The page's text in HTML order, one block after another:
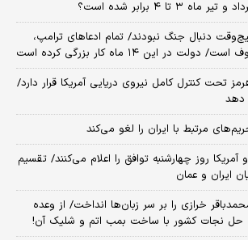
۴ برابر شده است؟
دنبال جنگ نبودند/ تمام ادعاهای ترامپ،
این ۱۴ ماه کار بزرگی کرده است
تحت کنترل کامل نیروی دریایی آمریکا قرار دارد/
دهد
مرتبط با ایران را لغو می‌کند
روز چهارشنبه توافق را اعلام می‌کنند/ تقسیم
ایران و عمان
خرازی را بر سر زبان‌ها انداخت/ از وعده